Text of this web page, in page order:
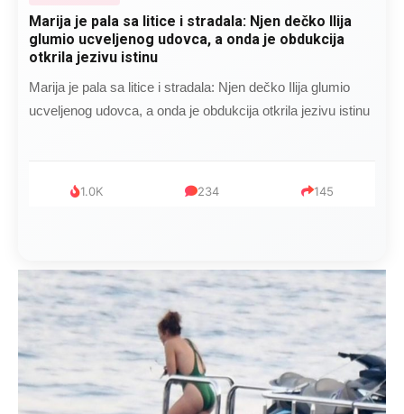
Marija je pala sa litice i stradala: Njen dečko Ilija
glumio ucveljenog udovca, a onda je obdukcija
otkrila jezivu istinu
Marija je pala sa litice i stradala: Njen dečko Ilija glumio
ucveljenog udovca, a onda je obdukcija otkrila jezivu istinu
1.0K 234 145